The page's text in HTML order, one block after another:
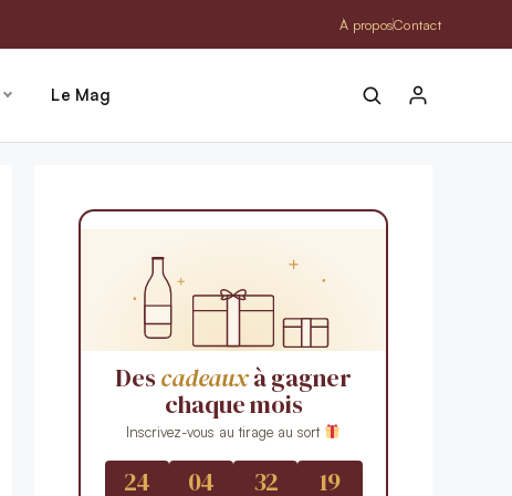
À proposContact
Le Mag
Descadeauxà gagner
chaque mois
Inscrivez-vous au tirage au sort
24 04 32 17